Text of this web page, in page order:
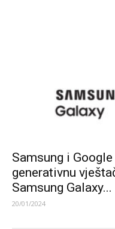
Samsung i
generativnu
Samsung Galaxy...
20/01/2024